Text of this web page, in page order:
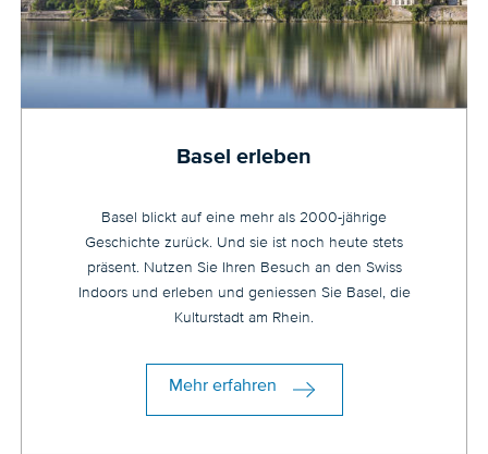
Basel erleben
Basel blickt auf eine mehr als 2000-jährige
Geschichte zurück. Und sie ist noch heute stets
präsent. Nutzen Sie Ihren Besuch an den Swiss
Indoors und erleben und geniessen Sie Basel, die
Kulturstadt am Rhein.
Mehr erfahren